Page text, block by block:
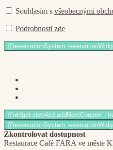
Souhlasím s všeobecnými
Podrobnosti zde
Zkontrolovat dostupnost
Restaurace Café FARA ve měste